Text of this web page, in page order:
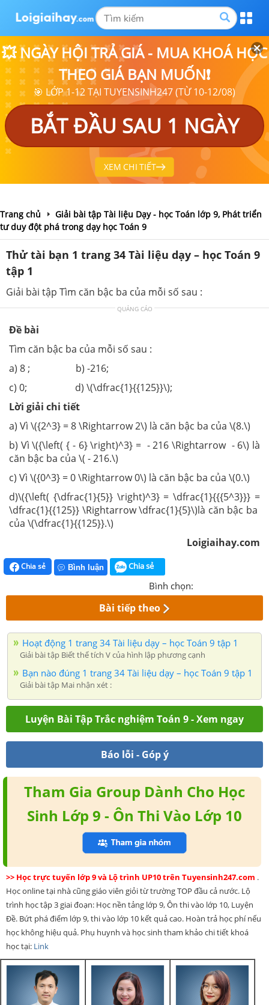
💥 NGÀY HỘI TRẢ GIÁ - MUA KHOÁ HỌC
THEO GIÁ BẠN MUỐN❗
🎯 LỚP 1-12 TẠI TUYENSINH247 (TỪ 10-12/08)
BẮT ĐẦU SAU 1 NGÀY
XEM CHI TIẾT
Trang chủ
Giải bài tập Tài liệu Dạy - học Toán lớp 9, Phát triển
tư duy đột phá trong dạy học Toán 9
Thử tài bạn 1 trang 34 Tài liệu dạy – học Toán 9
tập 1
Giải bài tập Tìm căn bậc ba của mỗi số sau :
QUẢNG CÁO
Đề bài
Tìm căn bậc ba của mỗi số sau :
a) 8 ; b) -216;
c) 0; d) \(\dfrac{1}{{125}}\);
Lời giải chi tiết
a) Vì \({2^3} = 8 \Rightarrow 2\) là căn bậc ba của \(8.\)
b) Vì \({\left( { - 6} \right)^3} = - 216 \Rightarrow - 6\) là
căn bậc ba của \( - 216.\)
c) Vì \({0^3} = 0 \Rightarrow 0\) là căn bậc ba của \(0.\)
d)\({\left( {\dfrac{1}{5}} \right)^3} = \dfrac{1}{{{5^3}}} =
\dfrac{1}{{125}} \Rightarrow \dfrac{1}{5}\)là căn bậc ba
của \(\dfrac{1}{{125}}.\)
Loigiaihay.com
Chia sẻ Bình luận Chia sẻ
Bình chọn:
Bài tiếp theo
Hoạt động 1 trang 34 Tài liệu dạy – học Toán 9 tập 1
Giải bài tập Biết thể tích V của hình lập phương cạnh
Bạn nào đúng 1 trang 34 Tài liệu dạy – học Toán 9 tập 1
Giải bài tập Mai nhận xét :
Luyện Bài Tập Trắc nghiệm Toán 9 - Xem ngay
Báo lỗi - Góp ý
Tham Gia Group Dành Cho Học
Sinh Lớp 9 - Ôn Thi Vào Lớp 10
>> Học trực tuyến lớp 9 và Lộ trình UP10 trên Tuyensinh247.com .
Học online tại nhà cũng giáo viên giỏi từ trường TOP đầu cả nước. Lộ
trình học tập 3 giai đoạn: Học nền tảng lớp 9, Ôn thi vào lớp 10, Luyện
Đề. Bứt phá điểm lớp 9, thi vào lớp 10 kết quả cao. Hoàn trả học phí nếu
học không hiệu quả. Phụ huynh và học sinh tham khảo chi tiết khoá
học tại: Link